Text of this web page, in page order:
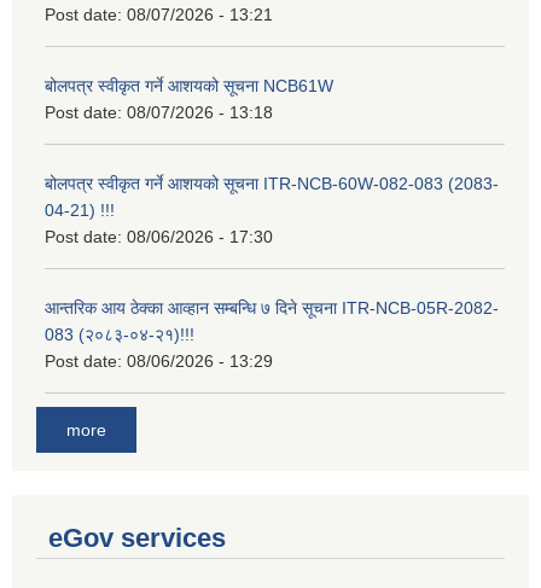
Post date: 08/07/2026 - 13:21
बोलपत्र स्वीकृत गर्ने आशयको सूचना NCB61W
Post date: 08/07/2026 - 13:18
बोलपत्र स्वीकृत गर्ने आशयको सूचना ITR-NCB-60W-082-083 (2083-
04-21) !!!
Post date: 08/06/2026 - 17:30
आन्तरिक आय ठेक्का आव्हान सम्बन्धि ७ दिने सूचना ITR-NCB-05R-2082-
083 (२०८३-०४-२१)!!!
Post date: 08/06/2026 - 13:29
more
eGov services